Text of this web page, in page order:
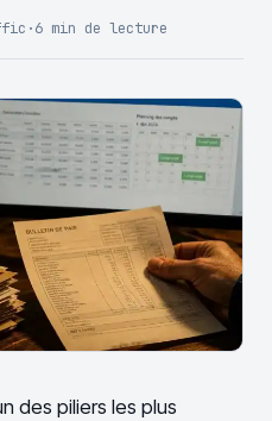
·6 min de lecture
des piliers les plus